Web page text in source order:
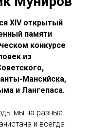
XIV открытый
памяти
конкурсе
из
Мансийска,
и Лангепаса.
мы на разные
и всегда